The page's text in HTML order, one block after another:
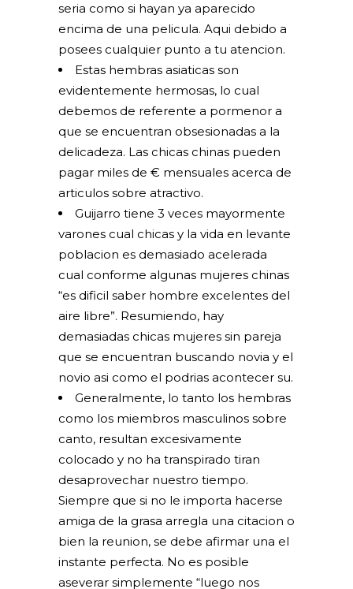
seri­a como si hayan ya aparecido
encima de una pelicula. Aqui debido a
posees cualquier punto a tu atencion.
Estas hembras asiaticas son
evidentemente hermosas, lo cual
debemos de referente a pormenor a
que se encuentran obsesionadas a la
delicadeza. Las chicas chinas pueden
pagar miles de € mensuales acerca de
articulos sobre atractivo.
Guijarro tiene 3 veces mayormente
varones cual chicas y la vida en levante
poblacion es demasiado acelerada
cual conforme algunas mujeres chinas
“es dificil saber hombre excelentes del
aire libre”. Resumiendo, hay
demasiadas chicas mujeres sin pareja
que se encuentran buscando novia y el
novio asi­ como el podrias acontecer su.
Generalmente, lo tanto los hembras
como los miembros masculinos sobre
canto, resultan excesivamente
colocado y no ha transpirado tiran
desaprovechar nuestro tiempo.
Siempre que si no le importa hacerse
amiga de la grasa arregla una citacion o
bien la reunion, se debe afirmar una el
instante perfecta. No es posible
aseverar simplemente “luego nos